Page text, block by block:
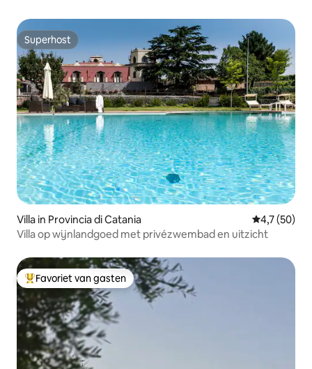
Superhost
Superhost
Villa in Provincia di Catania
4,7 (50)
Villa op wijnlandgoed met privézwembad en uitzicht
Topfavoriet van gasten
Favoriet van gasten